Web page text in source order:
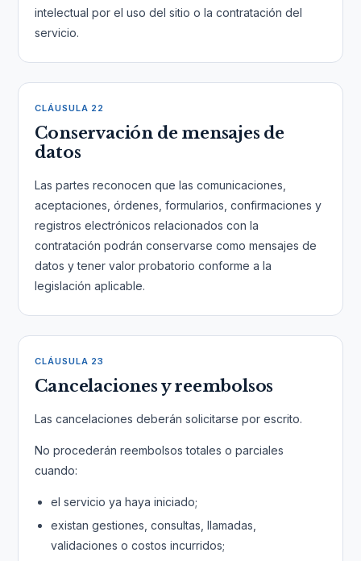
intelectual por el uso del sitio o la contratación del
servicio.
CLÁUSULA 22
Conservación de mensajes de
datos
Las partes reconocen que las comunicaciones,
aceptaciones, órdenes, formularios, confirmaciones y
registros electrónicos relacionados con la
contratación podrán conservarse como mensajes de
datos y tener valor probatorio conforme a la
legislación aplicable.
CLÁUSULA 23
Cancelaciones y reembolsos
Las cancelaciones deberán solicitarse por escrito.
No procederán reembolsos totales o parciales
cuando:
el servicio ya haya iniciado;
existan gestiones, consultas, llamadas,
validaciones o costos incurridos;